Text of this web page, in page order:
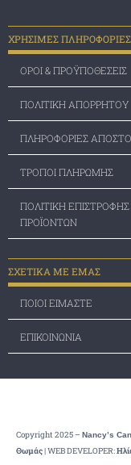
ΧΡΗΣΙΜΕΣ ΠΛΗΡΟΦΟΡΙΕΣ
ΟΡΟΙ & ΠΡΟΫΠΟΘΕΣΕΙΣ
ΠΟΛΙΤΙΚΗ ΑΠΟΡΡΗΤΟΥ
ΠΛΗΡΟΦΟΡΙΕΣ
ΤΡΟΠΟΙ ΠΛΗΡΩΜΗΣ
ΠΟΛΙΤΙΚΗ
ΠΡΟΪΟΝΤΩΝ
ΣΧΕΤΙΚΑ ΜΕ ΕΜΑΣ
ΠΟΙΟΙ ΕΙΜΑΣΤΕ
ΕΠΙΚΟΙΝΩΝΙΑ
Copyright 2025 – Nancy’s
Θωμάς| WEB DEVELOPER: